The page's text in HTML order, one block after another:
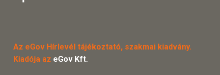
Az eGov Hírlevél tájékoztató, szakmai kiadvány.
Kiadója az eGov Kft.